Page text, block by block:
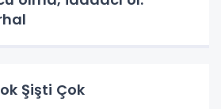
Şişti Çok